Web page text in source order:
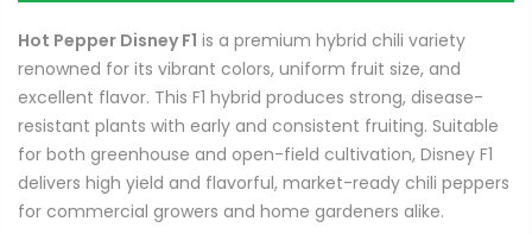
Hot Pepper Disney F1 is a premium hybrid chili variety
renowned for its vibrant colors, uniform fruit size, and
excellent flavor. This F1 hybrid produces strong, disease-
resistant plants with early and consistent fruiting. Suitable
for both greenhouse and open-field cultivation, Disney F1
delivers high yield and flavorful, market-ready chili peppers
for commercial growers and home gardeners alike.